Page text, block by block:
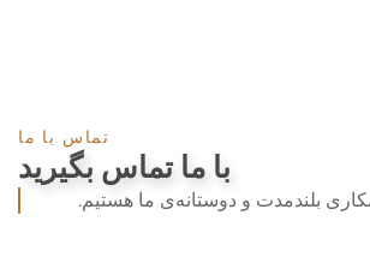
تماس با ما
با ما تماس بگیرید
بلندمدت و دوستانه‌ی ما هستیم.